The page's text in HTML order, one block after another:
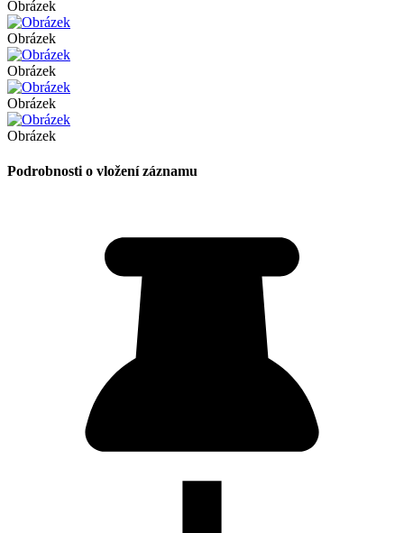
Obrázek
Obrázek
Obrázek
Obrázek
Obrázek
Podrobnosti o vložení záznamu